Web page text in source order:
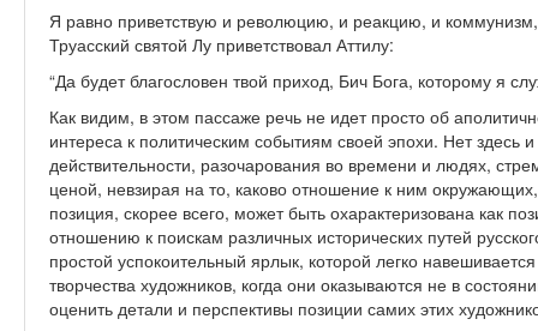
Я равно приветствую и революцию, и реакцию, и
Труасский святой Лу приветствовал Аттилу:
“Да будет благословен твой приход, Бич Бога, которому я
Как видим, в этом пассаже речь не идет просто об
интереса к политическим событиям своей эпохи. Нет здесь
действительности, разочарования во времени и людях,
ценой, невзирая на то, каково отношение к ним
позиция, скорее всего, может быть охарактеризована как
отношению к поискам различных исторических путей
простой успокоительный ярлык, которой легко
творчества художников, когда они оказываются не в
оценить детали и перспективы позиции самих этих